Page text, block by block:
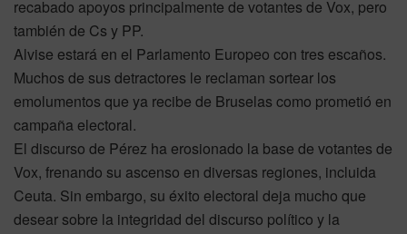
recabado apoyos principalmente de votantes de Vox, pero
también de Cs y PP.
Alvise estará en el Parlamento Europeo con tres escaños.
Muchos de sus detractores le reclaman sortear los
emolumentos que ya recibe de Bruselas como prometió en
campaña electoral.
El discurso de Pérez ha erosionado la base de votantes de
Vox, frenando su ascenso en diversas regiones, incluida
Ceuta. Sin embargo, su éxito electoral deja mucho que
desear sobre la integridad del discurso político y la